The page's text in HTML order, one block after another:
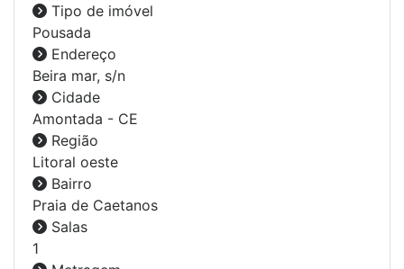
Tipo de imóvel
Pousada
Endereço
Beira mar, s/n
Cidade
Amontada - CE
Região
Litoral oeste
Bairro
Praia de Caetanos
Salas
1